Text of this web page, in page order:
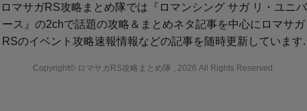
ロマサガRS攻略まとめ隊では『ロマンシング サガ リ・ユニバ
ース』の2chで話題の攻略＆まとめネタ記事を中心にロマサガ
RSのイベント攻略速報情報などの記事を随時更新しています.
Copyright© ロマサガRS攻略まとめ隊 , 2026 All Rights Reserved.